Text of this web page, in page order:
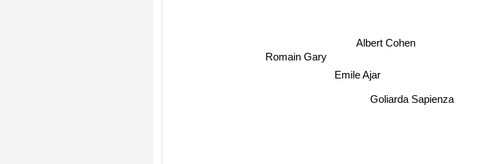
Albert Cohen
Emile Ajar
Goliarda Sapienza
Romain Gary